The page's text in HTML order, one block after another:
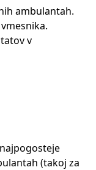
ambulantah.
v
(takoj za